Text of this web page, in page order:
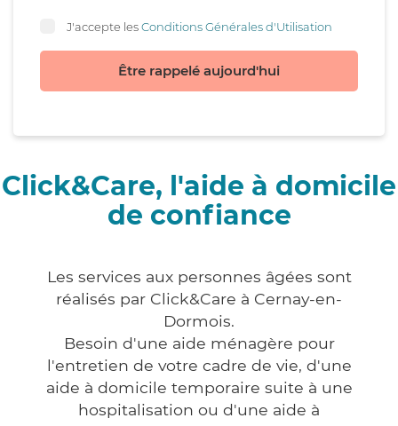
J'accepte lesConditions Générales d'Utilisation
Être rappelé aujourd'hui
Click&Care, l'aide à domicile
de confiance
Les services aux personnes âgées sont
réalisés par Click&Care à Cernay-en-
Dormois.
Besoin d'une aide ménagère pour
l'entretien de votre cadre de vie, d'une
aide à domicile temporaire suite à une
hospitalisation ou d'une aide à